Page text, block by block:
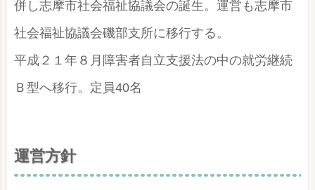
併し志摩市社会福祉協議会の誕生。運営も志摩市
社会福祉協議会磯部支所に移行する。
平成２１年８月障害者自立支援法の中の就労継続
Ｂ型へ移行。定員40名
運営方針